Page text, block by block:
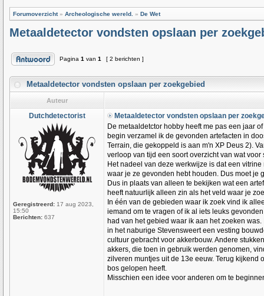
Forumoverzicht» Archeologische wereld. » De Wet
Metaaldetector vondsten opslaan per
Pagina 1 van 1 [ 2 berichten ]
Metaaldetector vondsten opslaan per zoekgebied
Auteur
Dutchdetectorist
Geregistreerd: 17 aug 2023,
15:50
Berichten: 637
Metaaldetector vondsten opslaan per
De metaaldetctor hobby heeft me pas een jaar
begin verzamel ik de gevonden artefacten in
Terrain, die gekoppeld is aan m'n XP Deus 2).
verloop van tijd een soort overzicht van wat
Het nadeel van deze werkwijze is dat een
waar je ze gevonden hebt houden. Dus moet je
Dus in plaats van alleen te bekijken wat een
heeft natuurlijk alleen zin als het veld waar je
In één van de gebieden waar ik zoek vind ik
iemand om te vragen of ik al iets leuks
had van het gebied waar ik aan het zoeken
in het naburige Stevensweert een vesting
cultuur gebracht voor akkerbouw. Andere
akkers, die toen in gebruik werden genomen,
zilveren muntjes uit de 13e eeuw. Terug
bos gelopen heeft.
Misschien een idee voor anderen om te